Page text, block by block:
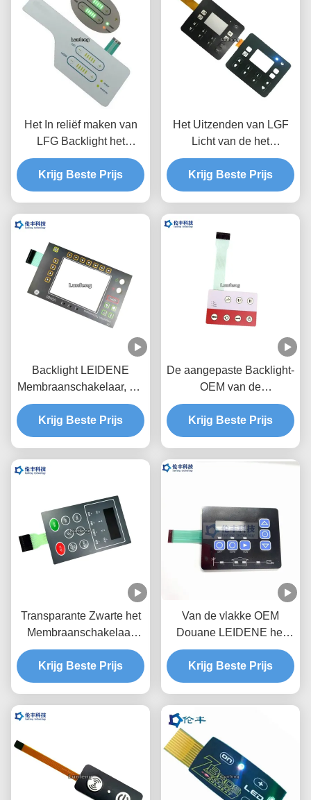
Het In reliëf maken van
LFG Backlight het
Stootkussen3m468
Kleefstof van de
Membraanschakelaar
Krijg Beste Prijs
Het Uitzenden van LGF
Licht van de het
Membraanschakelaar van
Filmbacklight Waterdicht
HUISDIER 0,188
Krijg Beste Prijs
Backlight LEIDENE
Membraanschakelaar, het
Membraanschakelaar van
de Metaalkoepel met
Gaten
Krijg Beste Prijs
De aangepaste Backlight-
OEM van de
Membraanschakelaar
Kleur van de
Dienstpantone
Krijg Beste Prijs
Transparante Zwarte het
Membraanschakelaar
0.18mm van Vensterleds
Backlight HUISDIER
Krijg Beste Prijs
Van de vlakke OEM
Douane LEIDENE het
Kader
Membraanschakelaar met
het In reliëf maken van
Krijg Beste Prijs